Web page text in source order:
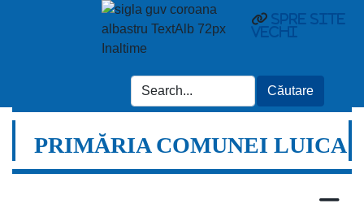
Spre site
vechi
PRIMĂRIA COMUNEI LUICA